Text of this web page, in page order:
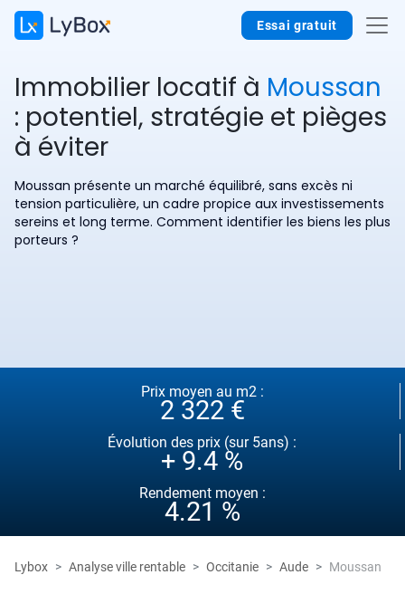
Essai gratuit
Immobilier locatif à Moussan
: potentiel, stratégie et pièges
à éviter
Moussan présente un marché équilibré, sans excès ni
tension particulière, un cadre propice aux investissements
sereins et long terme. Comment identifier les biens les plus
porteurs ?
Prix moyen au m2 :
2 322 €
Évolution des prix (sur 5ans) :
+ 9.4 %
Rendement moyen :
4.21 %
Lybox Analyse ville rentable Occitanie Aude Moussan